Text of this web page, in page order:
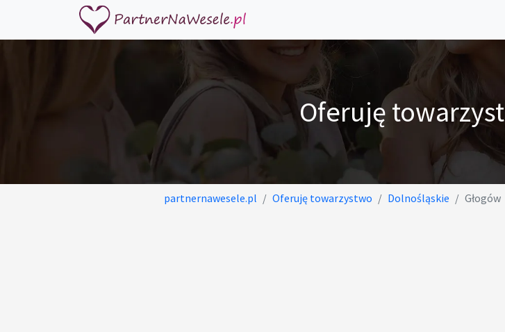
Oferuję
partnernawesele.pl Oferuję towarzystwo Dolnośląskie Głogów